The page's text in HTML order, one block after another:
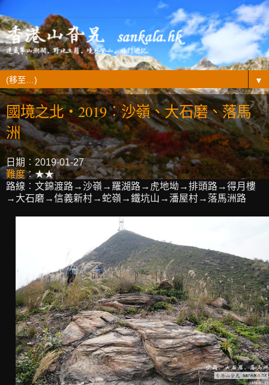
▼
國境之北‧2019︰沙嶺、大石磨、落馬
洲
日期︰2019-01-27
難度︰★★
路線︰文錦渡路→沙嶺→羅湖路→虎地坳→排頭路→得月樓
→大石磨→信義新村→蛇嶺→鐵坑山→潘屋村→落馬洲路